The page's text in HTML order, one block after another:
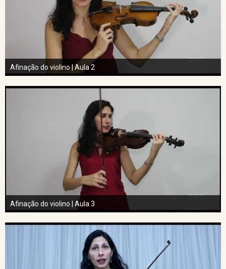
Afinação do violino | Aula 2
Afinação do violino | Aula 3